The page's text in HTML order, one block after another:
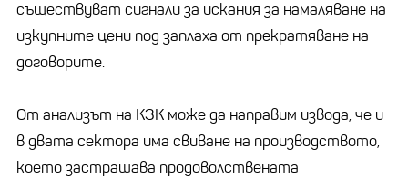
съществуват сигнали за искания за намаляване на
изкупните цени под заплаха от прекратяване на
договорите.
От анализът на КЗК може да направим извода, че и
в двата сектора има свиване на производството,
което застрашава продоволствената